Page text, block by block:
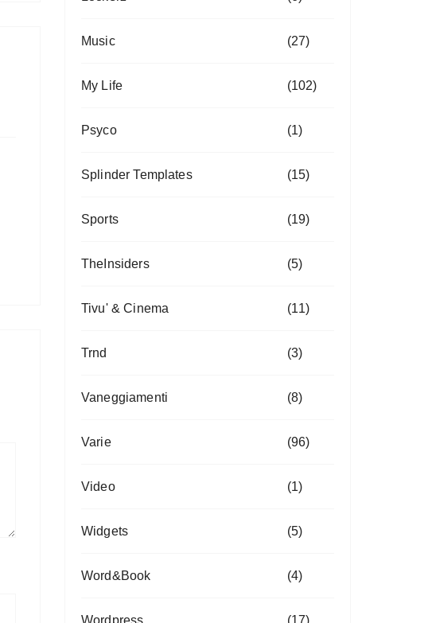
Music (27)
My Life (102)
Psyco (1)
Splinder Templates (15)
Sports (19)
TheInsiders (5)
Tivu' & Cinema (11)
Trnd (3)
Vaneggiamenti (8)
Varie (96)
Video (1)
Widgets (5)
Word&Book (4)
Wordpress (17)